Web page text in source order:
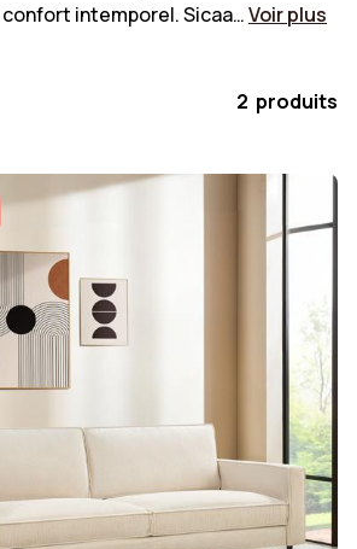
intemporel. Sicaa…Voir plus
2 produits